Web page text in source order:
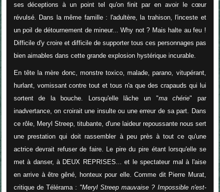
ses déceptions à un point tel qu'on finit par en avoir le cœur
révulsé. Dans la même famille : l'adultère, la trahison, l'inceste et
un poil de détournement de mineur... Why not ? Mais halte au feu !
Difficile d'y croire et difficile de supporter tous ces personnages pas
bien aimables dans cette grande explosion hystérique incurable.
En tête la mère donc, monstre toxico, malade, parano, vitupérant,
hurlant, vomissant contre tout et tous n'a que des crapauds qui lui
sortent de la bouche. Lorsqu'elle lâche un "ma chérie" par
inadvertance, on croirait une insulte ou une erreur de sa part. Dans
ce rôle, Meryl Streep, titubante, d'une laideur repoussante nous sert
une prestation qui doit rassembler à peu près à tout ce qu'une
actrice devrait refuser de faire. Le pire du pire étant lorsqu'elle se
met à danser, à DEUX REPRISES... et le spectateur mal à l'aise
en arrive à être gêné, honteux pour elle. Comme dit Pierre Murat,
critique de Télérama : "Meryl Streep mauvaise ? Impossible n'est-